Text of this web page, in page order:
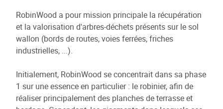
RobinWood a pour mission principale la récupération
et la valorisation d'arbres-déchets présents sur le sol
wallon (bords de routes, voies ferrées, friches
industrielles, ...).
Initialement, RobinWood se concentrait dans sa phase
1 sur une essence en particulier : le robinier, afin de
réaliser principalement des planches de terrasse et